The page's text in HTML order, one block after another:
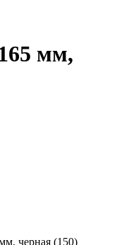
мм,
черная (150)